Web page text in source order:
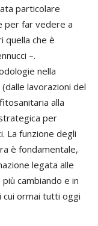
particolare
per far vedere a
quella che è
–.
nella
lavorazioni del
alla
per
La funzione degli
è fondamentale,
legata alle
cambiando e in
ormai tutti oggi